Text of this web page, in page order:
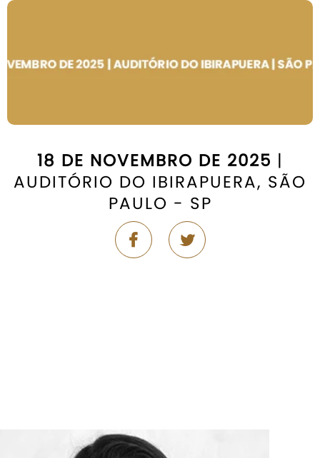
18 DE NOVEMBRO DE 2025 |
AUDITÓRIO DO IBIRAPUERA, SÃO
PAULO - SP